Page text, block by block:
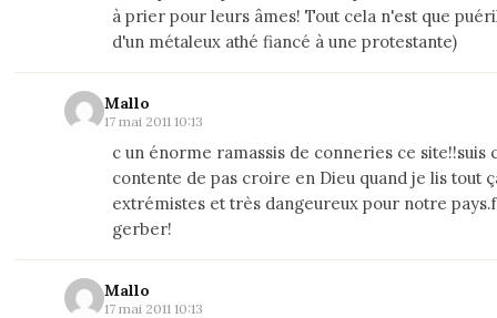
à prier pour leurs âmes! Tout cela n'est que
d'un métaleux athé fiancé à une protestante)
Mallo
17 mai 2011 10:13
c un énorme ramassis de conneries ce site!!suis
contente de pas croire en Dieu quand je lis tout
extrémistes et très dangeureux pour notre
gerber!
Mallo
17 mai 2011 10:13